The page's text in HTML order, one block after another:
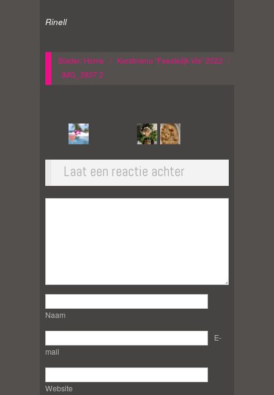
Rinell
Blader: Home / Kerstmenu “Feestelijk Vis” 2022 /
IMG_3807 2
Laat een reactie achter
Naam
E-
mail
Website